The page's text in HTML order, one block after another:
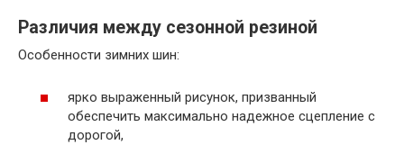
Различия между сезонной резиной
Особенности зимних шин:
ярко выраженный рисунок, призванный
обеспечить максимально надежное сцепление с
дорогой,